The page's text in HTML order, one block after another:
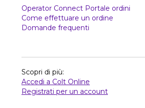
Operator Connect Portale ordini
Come effettuare un ordine
Domande frequenti
Scopri di più:
Accedi a Colt Online
Registrati per un account